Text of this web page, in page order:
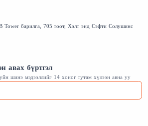
барилга, 705 тоот, Хэлт энд Сэфти Солушинс
авах бүртгэл
шинэ мэдээллийг 14 хоног тутам хүлээн авна уу